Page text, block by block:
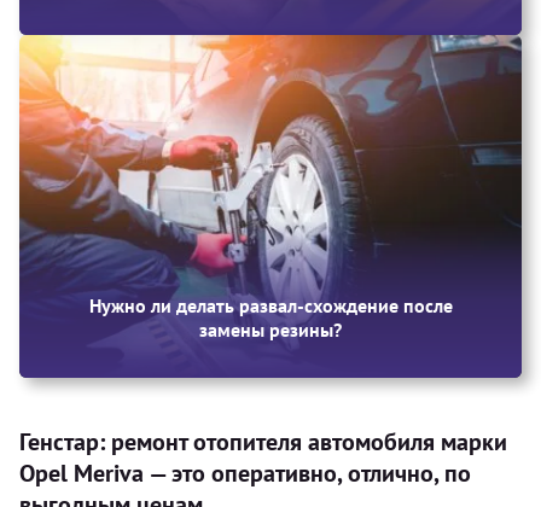
Нужно ли делать развал-схождение после
замены резины?
Генстар: ремонт отопителя автомобиля марки
Opel Meriva — это оперативно, отлично, по